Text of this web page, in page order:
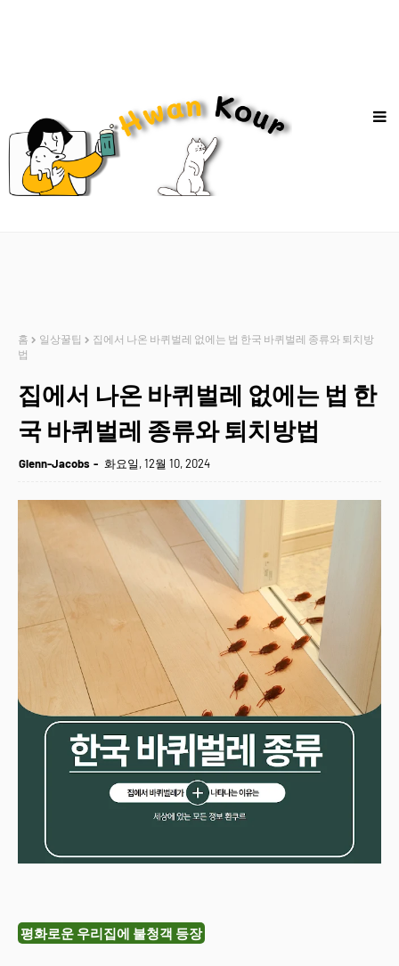
홈 일상꿀팁
집에서 나온 바퀴벌레 없에는 법 한국 바퀴벌레 종류와 퇴치방
법
집에서 나온 바퀴벌레 없에는 법 한
국 바퀴벌레 종류와 퇴치방법
Glenn-Jacobs 화요일, 12월 10, 2024
평화로운 우리집에 불청객 등장